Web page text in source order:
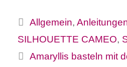
Kategorien
Allgemein,
SILHOUETTE CAMEO,
Amaryllis basteln mit